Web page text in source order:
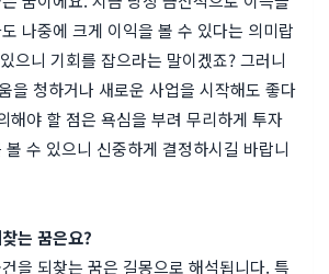
나중에 크게 이익을 볼 수 있다는 의미랍
으니 기회를 잡으라는 말이겠죠? 그러니
을 청하거나 새로운 사업을 시작해도 좋다
해야 할 점은 욕심을 부려 무리하게 투자
수 있으니 신중하게 결정하시길 바랍니
는 꿈은요?
을 되찾는 꿈은 길몽으로 해석됩니다. 특